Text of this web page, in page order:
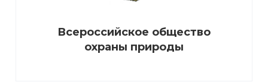
Всероссийское общество
охраны природы